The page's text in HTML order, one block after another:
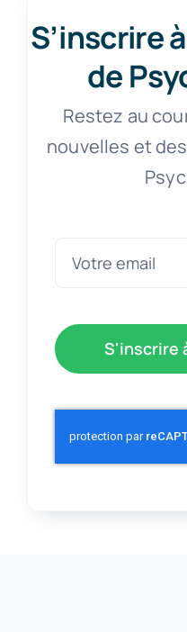
S’inscrire
de
Restez au
nouvelles et
S'inscrire